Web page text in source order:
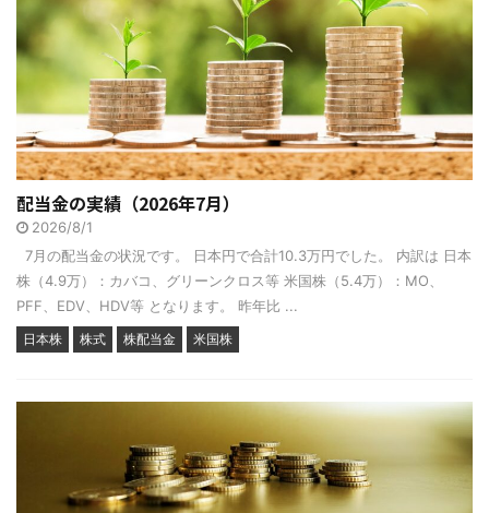
配当金の実績（2026年7月）
2026/8/1
7月の配当金の状況です。 日本円で合計10.3万円でした。 内訳は 日本
株（4.9万）：カバコ、グリーンクロス等 米国株（5.4万）：MO、
PFF、EDV、HDV等 となります。 昨年比 ...
日本株 株式 株配当金 米国株